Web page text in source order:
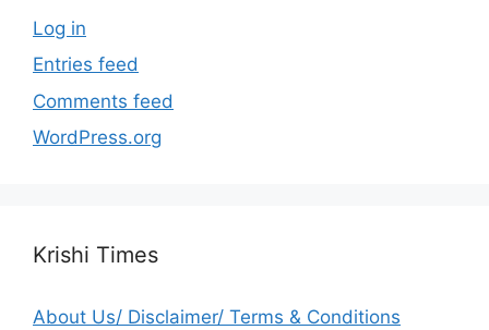
Log in
Entries feed
Comments feed
WordPress.org
Krishi Times
About Us/ Disclaimer/ Terms & Conditions